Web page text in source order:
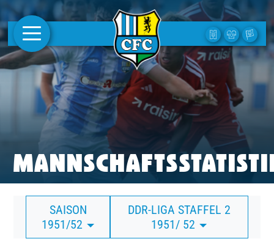
AKTUELLES
1. MANNSCHAFT
FRAUEN
CAMPUS
CLUB
CLUBMITGLIEDSCHAFT
BUSINESS
SAISON
1951/52
DDR-LIGA STAFFEL 2
1951/ 52